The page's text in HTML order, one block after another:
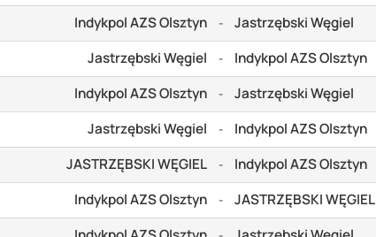
Indykpol AZS Olsztyn - Jastrzębski Węgiel
Jastrzębski Węgiel - Indykpol AZS Olsztyn
Indykpol AZS Olsztyn - Jastrzębski Węgiel
Jastrzębski Węgiel - Indykpol AZS Olsztyn
JASTRZĘBSKI WĘGIEL - Indykpol AZS Olsztyn
Indykpol AZS Olsztyn - JASTRZĘBSKI WĘGIEL